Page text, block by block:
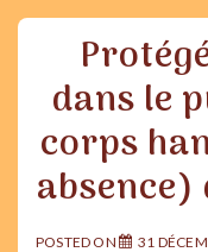
masque
2025
dans le
corps
POSTED ON 31